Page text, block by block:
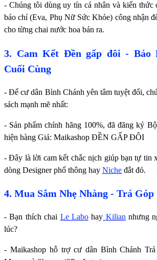
- Chúng tôi dùng uy tín cá nhân và kiến thức
báo chí (Eva, Phụ Nữ Sức Khỏe) công nhận
cho từng chai nước hoa bán ra.
3. Cam Kết Đền gấp đôi - Bảo
Cuối Cùng
- Để cư dân Bình Chánh yên tâm tuyệt đối,
sách mạnh mẽ nhất:
- Sản phẩm chính hãng 100%, đã đăng ký
hiện hàng Giả: Maikashop ĐỀN GẤP ĐÔI
- Đây là lời cam kết chắc nịch giúp bạn tự tin
dòng Designer phổ thông hay Niche đắt đỏ.
4. Mua Sắm Nhẹ Nhàng - Trả Góp
- Bạn thích chai Le Labohay Kilian nhưng
lúc?
- Maikashop hỗ trợ cư dân Bình Chánh